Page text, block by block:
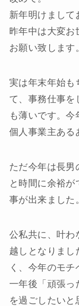
新年明けまして
昨年中は大変お
お願い致します
実は年末年始も
て、事務仕事を
も薄いです。今
個人事業主ある
ただ今年は長男
と時間に余裕
事が出来ました
公私共に、叶わ
越しとなりまし
く、今年のモチ
一年後「頑張っ
を過ごしたいと